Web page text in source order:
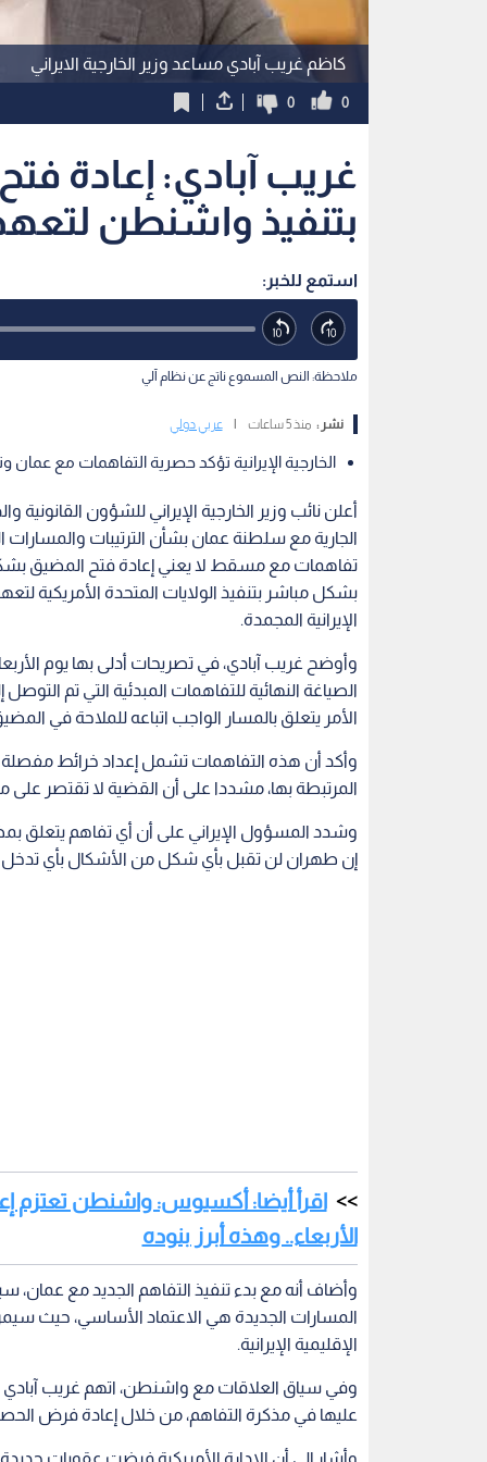
كاظم غريب آبادي مساعد وزير الخارجية الايراني
0
0
غريب آبادي: إعادة
بتنفيذ واشنطن
استمع للخبر:
ملاحظة: النص المسموع ناتج عن نظام آلي
نشر : منذ 5 ساعات | عربي دولي
الخارجية الإيرانية تؤكد حصرية التفاهمات مع عمان
أعلن نائب وزير الخارجية الإيراني للشؤون القانونية
الجارية مع سلطنة عمان بشأن الترتيبات
تفاهمات مع مسقط لا يعني إعادة فتح المضيق
بشكل مباشر بتنفيذ الولايات المتحدة الأمريكية
الإيرانية المجمدة.
وأوضح غريب آبادي، في تصريحات أدلى بها يوم
الصياغة النهائية للتفاهمات المبدئية التي تم
الأمر يتعلق بالمسار الواجب اتباعه للملاحة في
وأكد أن هذه التفاهمات تشمل إعداد خرائط مفصلة
المرتبطة بها، مشددا على أن القضية لا تقتصر
وشدد المسؤول الإيراني على أن أي تفاهم يتعلق
إن طهران لن تقبل بأي شكل من الأشكال بأي تدخل
اقرأ أيضا: أكسيوس: واشنطن تعتزم
الأربعاء.. وهذه أبرز بنوده
وأضاف أنه مع بدء تنفيذ التفاهم الجديد مع عمان،
المسارات الجديدة هي الاعتماد الأساسي، حيث
الإقليمية الإيرانية.
وفي سياق العلاقات مع واشنطن، اتهم غريب آبادي
عليها في مذكرة التفاهم، من خلال إعادة فرض